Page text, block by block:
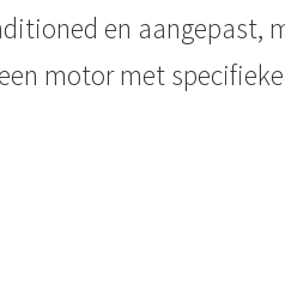
en aangepast,
motor met